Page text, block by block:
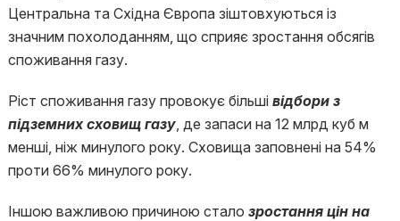
Центральна та Східна Європа зіштовхуються із
значним похолоданням, що сприяє зростання обсягів
споживання газу.
Ріст споживання газу провокує більші відбори з
підземних сховищ газу, де запаси на 12 млрд куб м
менші, ніж минулого року. Сховища заповнені на 54%
проти 66% минулого року.
Іншою важливою причиною стало зростання цін на